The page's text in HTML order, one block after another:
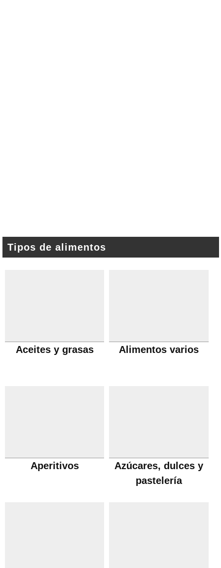
Tipos de alimentos
Aceites y grasas Alimentos varios
Aperitivos
Azúcares, dulces y
pastelería